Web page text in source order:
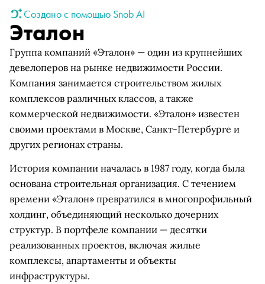
Создано с помощью Snob AI
Эталон
Группа компаний «Эталон» — один из крупнейших
девелоперов на рынке недвижимости России.
Компания занимается строительством жилых
комплексов различных классов, а также
коммерческой недвижимости. «Эталон» известен
своими проектами в Москве, Санкт-Петербурге и
других регионах страны.
История компании началась в 1987 году, когда была
основана строительная организация. С течением
времени «Эталон» превратился в многопрофильный
холдинг, объединяющий несколько дочерних
структур. В портфеле компании — десятки
реализованных проектов, включая жилые
комплексы, апартаменты и объекты
инфраструктуры.